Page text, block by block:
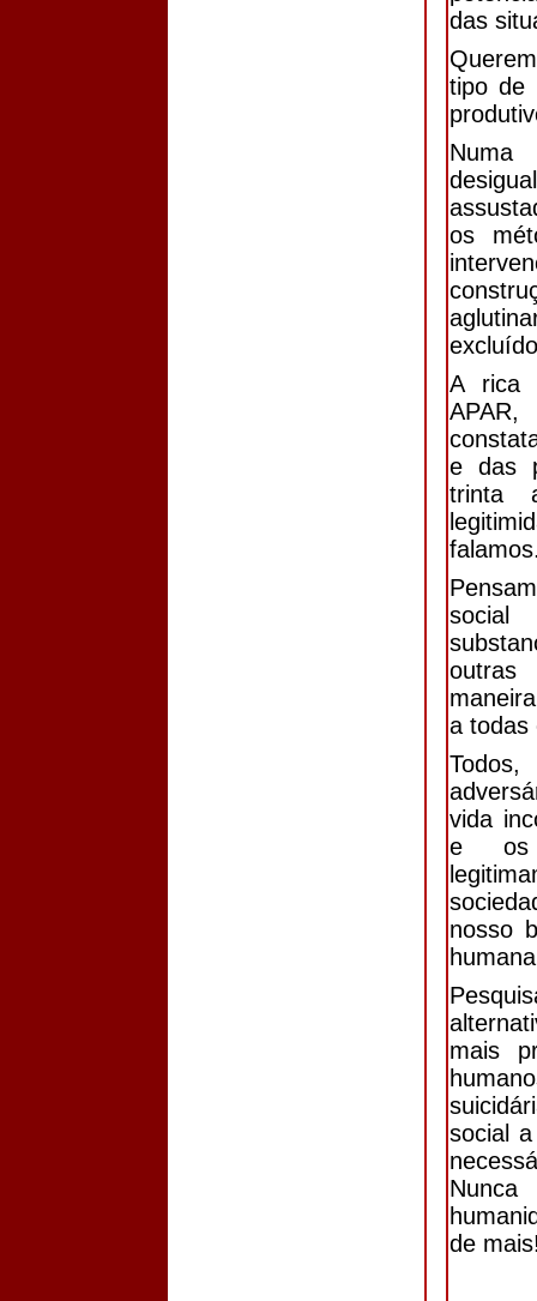
das
tipo de
os
A rica
e das
trinta
a todas
vida
e os
nosso
mais
social
de